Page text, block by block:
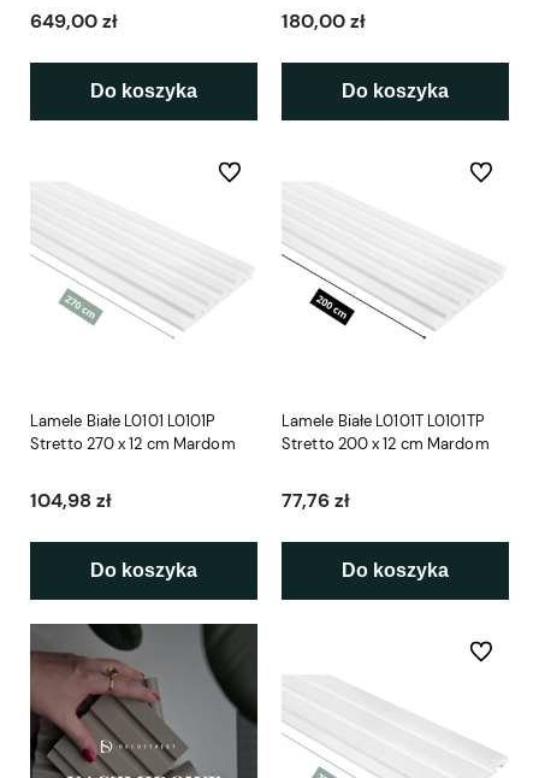
649,00 zł
Do koszyka
Woodupp
180,00 zł
Do koszyka
Lamele Białe L0101 L0101P
Stretto 270 x 12 cm Mardom
104,98 zł
Do koszyka
Do ulubionych
Lamele Białe L0101T L0101TP
Stretto 200 x 12 cm Mardom
77,76 zł
Do koszyka
Do
Do